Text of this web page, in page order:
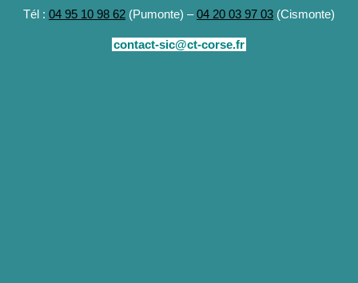
Tél : 04 95 10 98 62 (Pumonte) –04 20 03 97 03 (Cismonte)
contact-sic@ct-corse.fr